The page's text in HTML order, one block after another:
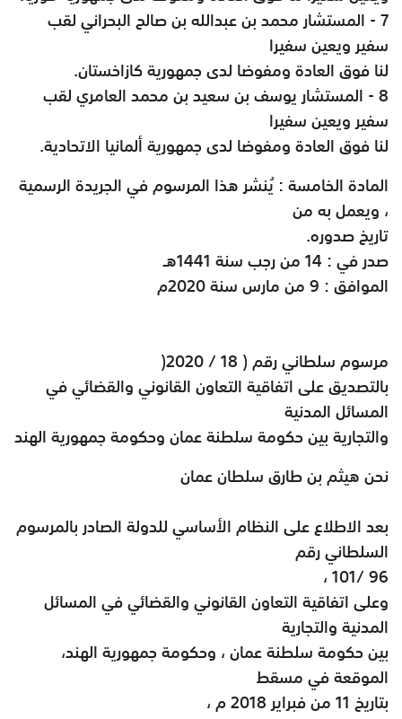
7 - المستشار محمد بن عبدالله بن صالح البحراني لقب
سفير ويعين سفيرا
لنا فوق العادة ومفوضا لدى جمهورية كازاخستان.
8 - المستشار يوسف بن سعيد بن محمد العامري لقب
سفير ويعين سفيرا
لنا فوق العادة ومفوضا لدى جمهورية ألمانيا الاتحادية.
المادة الخامسة : يُنشر هذا المرسوم في الجريدة الرسمية
، ويعمل به من
تاريخ صدوره.
صدر في : 14 من رجب سنة 1441هـ
الموافق : 9 من مارس سنة 2020م
مرسوم سلطاني رقم ( 18 / 2020
)
بالتصديق على اتفاقية التعاون القانوني والقضائي في
المسائل المدنية
والتجارية بين حكومة سلطنة عمان وحكومة جمهورية الهند
نحن هيثم بن طارق سلطان عمان
بعد الاطلاع على النظام الأساسي للدولة الصادر بالمرسوم
السلطاني رقم
101/ 96،
وعلى اتفاقية التعاون القانوني والقضائي في المسائل
المدنية والتجارية
بين حكومة سلطنة عمان ، وحكومة جمهورية الهند،
الموقعة في مسقط
بتاريخ 11 من فبراير 2018 م ،